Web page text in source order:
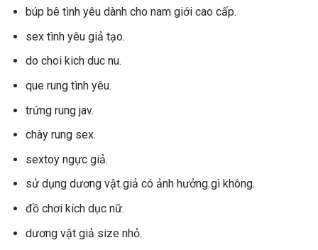
búp bê tình yêu dành cho nam giới cao cấp.
sex tình yêu giả tạo.
do choi kich duc nu.
que rung tình yêu.
trứng rung jav.
chày rung sex.
sextoy ngực giả.
sử dụng dương vật giả có ảnh hưởng gì không.
đồ chơi kích dục nữ.
dương vật giả size nhỏ.